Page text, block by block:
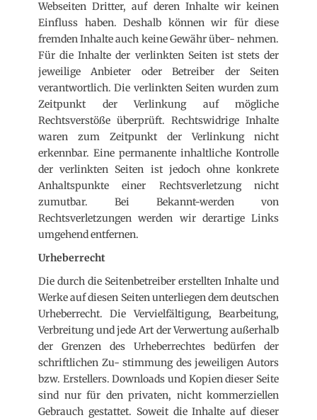
Webseiten Dritter, auf deren Inhalte wir keinen
Einfluss haben. Deshalb können wir für diese
fremden Inhalte auch keine Gewähr über- nehmen.
Für die Inhalte der verlinkten Seiten ist stets der
jeweilige Anbieter oder Betreiber der Seiten
verantwortlich. Die verlinkten Seiten wurden zum
Zeitpunkt der Verlinkung auf mögliche
Rechtsverstöße überprüft. Rechtswidrige Inhalte
waren zum Zeitpunkt der Verlinkung nicht
erkennbar. Eine permanente inhaltliche Kontrolle
der verlinkten Seiten ist jedoch ohne konkrete
Anhaltspunkte einer Rechtsverletzung nicht
zumutbar. Bei Bekannt-werden von
Rechtsverletzungen werden wir derartige Links
umgehend entfernen.
Urheberrecht
Die durch die Seitenbetreiber erstellten Inhalte und
Werke auf diesen Seiten unterliegen dem deutschen
Urheberrecht. Die Vervielfältigung, Bearbeitung,
Verbreitung und jede Art der Verwertung außerhalb
der Grenzen des Urheberrechtes bedürfen der
schriftlichen Zu- stimmung des jeweiligen Autors
bzw. Erstellers. Downloads und Kopien dieser Seite
sind nur für den privaten, nicht kommerziellen
Gebrauch gestattet. Soweit die Inhalte auf dieser